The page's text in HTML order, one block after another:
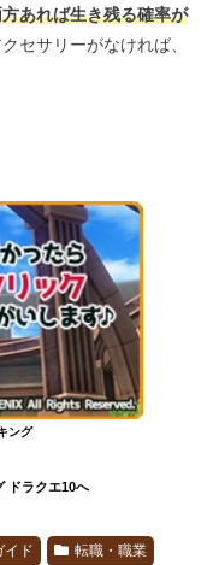
あれば生き残る確率が
セサリーがなければ、
ング
イド 転職・職業